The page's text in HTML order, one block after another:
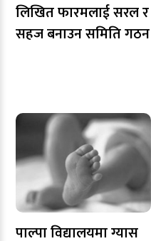
लिखित फारमलाई सरल र
सहज बनाउन समिति गठन
पाल्पा विद्यालयमा ग्यास